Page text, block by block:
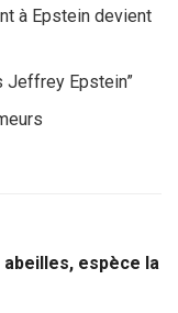
à Epstein devient
Jeffrey Epstein”
abeilles, espèce la